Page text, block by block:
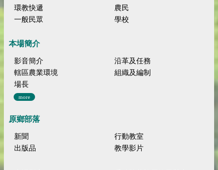
環教快遞
農民
一般民眾
學校
本場簡介
影音簡介
沿革及任務
轄區農業環境
組織及編制
場長
more
原鄉部落
新聞
行動教室
出版品
教學影片